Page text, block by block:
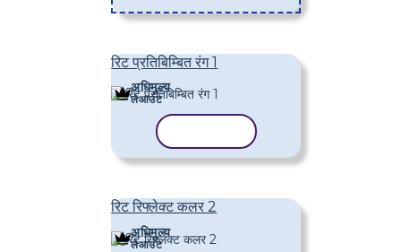
रिट प्रतिबिम्बित रंग 1
अधिमूल्य
लेआउट
रिट रिफ्लेक्ट कलर 2
अधिमूल्य
लेआउट